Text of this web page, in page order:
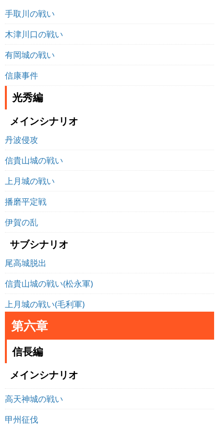
手取川の戦い
木津川口の戦い
有岡城の戦い
信康事件
光秀編
メインシナリオ
丹波侵攻
信貴山城の戦い
上月城の戦い
播磨平定戦
伊賀の乱
サブシナリオ
尾高城脱出
信貴山城の戦い(松永軍)
上月城の戦い(毛利軍)
第六章
信長編
メインシナリオ
高天神城の戦い
甲州征伐